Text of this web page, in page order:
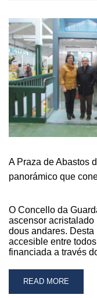
A Praza de Abastos
panorámico que
O Concello da
ascensor acristalado
dous andares.
accesible entre
financiada a través
READ
MORE
READ MORE